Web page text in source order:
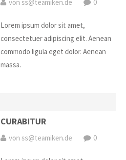
von ss@teamiken.de 0
Lorem ipsum dolor sit amet,
consectetuer adipiscing elit. Aenean
commodo ligula eget dolor. Aenean
massa.
CURABITUR
von ss@teamiken.de 0